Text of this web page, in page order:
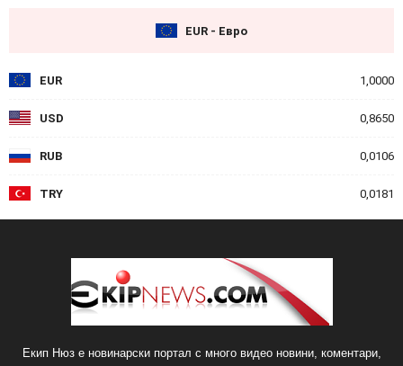
EUR - Евро
EUR 1,0000
USD 0,8650
RUB 0,0106
TRY 0,0181
Екип Нюз е новинарски портал с много видео новини, коментари,